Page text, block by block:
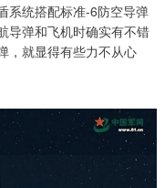
系统搭配标准-6防空导弹
导弹和飞机时确实有不错
，就显得有些力不从心